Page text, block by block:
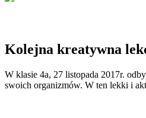
Kolejna kreatywna
W klasie 4a, 27 listopada 2017r.
swoich organizmów. W ten lekki i